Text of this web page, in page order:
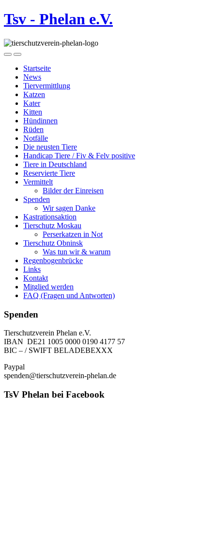
Tsv - Phelan e.V.
Startseite
News
Tiervermittlung
Katzen
Kater
Kitten
Hündinnen
Rüden
Notfälle
Die neusten Tiere
Handicap Tiere / Fiv & Felv positive
Tiere in Deutschland
Reservierte Tiere
Vermittelt
Bilder der Einreisen
Spenden
Wir sagen Danke
Kastrationsaktion
Tierschutz Moskau
Perserkatzen in Not
Tierschutz Obninsk
Was tun wir & warum
Regenbogenbrücke
Links
Kontakt
Mitglied werden
FAQ (Fragen und Antworten)
Spenden
Tierschutzverein Phelan e.V.
IBAN DE21 1005 0000 0190 4177 57
BIC – / SWIFT BELADEBEXXX
Paypal
spenden@tierschutzverein-phelan.de
TsV Phelan bei Facebook